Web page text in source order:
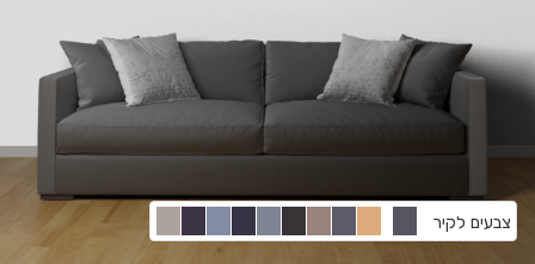
צבעים לקיר